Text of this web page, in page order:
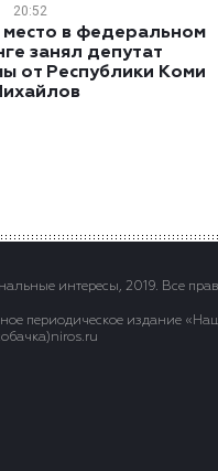
20:52
в федеральном
занял депутат
от Республики Коми
интересы, 2019. Все
периодическое издание